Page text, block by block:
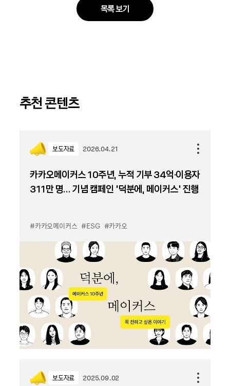
목록 보기
추천 콘텐츠
보도자료 2026.04.21
카카오메이커스 10주년, 누적 기부 34억·이용자
311만 명… 기념 캠페인 ‘덕분에, 메이커스’ 진행
#카카오메이커스 #ESG #카카오
보도자료 2025.09.02